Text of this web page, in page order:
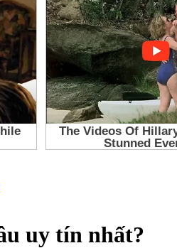
uy tín nhất?